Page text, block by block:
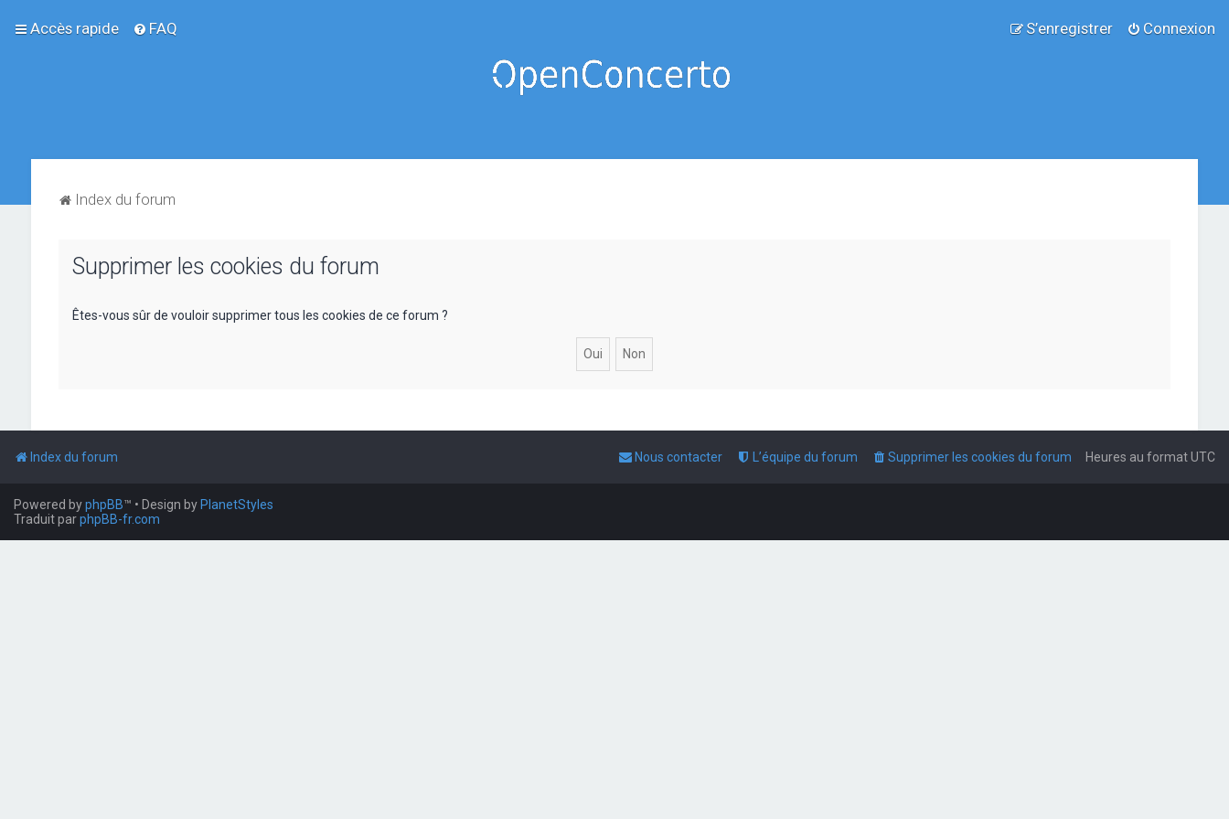
Accès rapide FAQ Connexion
S’enregistrer
Index du forum
Supprimer les cookies du forum
Êtes-vous sûr de vouloir supprimer tous les cookies de ce forum ?
Index du forum Heures au formatUTC
Supprimer les cookies du forum
L’équipe du forum
Nous contacter
Powered byphpBB™ • Design by PlanetStyles
Traduit parphpBB-fr.com